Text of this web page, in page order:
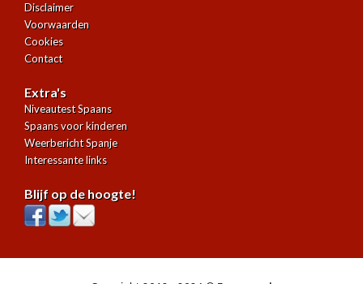
Disclaimer
Voorwaarden
Cookies
Contact
Extra's
Niveautest Spaans
Spaans voor kinderen
Weerbericht Spanje
Interessante links
Blijf op de hoogte!